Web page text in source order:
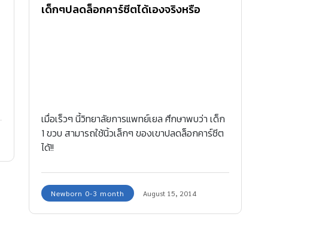
เด็กๆปลดล็อกคาร์ซีตได้เองจริงหรือ
เมื่อเร็วๆ นี้วิทยาลัยการแพทย์เยล ศึกษาพบว่า เด็ก
1 ขวบ สามารถใช้นิ้วเล็กๆ ของเขาปลดล็อกคาร์ซีต
ได้!!
Newborn 0-3 month August 15, 2014